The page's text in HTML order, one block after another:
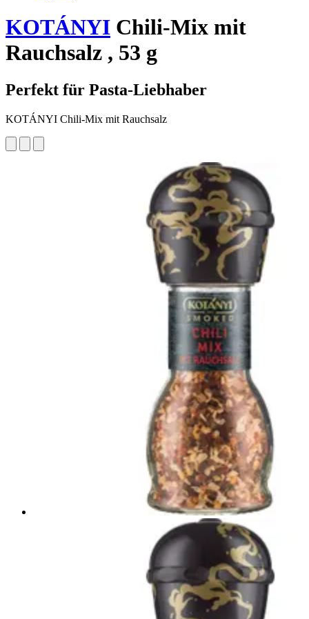
KOTÁNYI Chili-Mix mit
Rauchsalz , 53 g
Perfekt für Pasta-Liebhaber
KOTÁNYI Chili-Mix mit Rauchsalz